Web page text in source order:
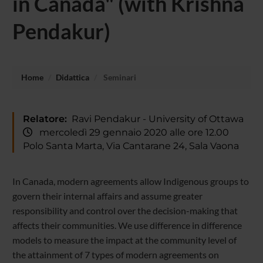
Pendakur)
Home Didattica Seminari
Relatore: Ravi Pendakur - University of Ottawa
mercoledì 29 gennaio 2020 alle ore 12.00
Polo Santa Marta, Via Cantarane 24, Sala Vaona
In Canada, modern agreements allow Indigenous groups to
govern their internal affairs and assume greater
responsibility and control over the decision-making that
affects their communities. We use difference in difference
models to measure the impact at the community level of
the attainment of 7 types of modern agreements on